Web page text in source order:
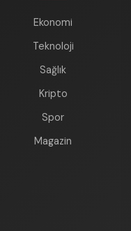
Ekonomi
Teknoloji
Sağlık
Kripto
Spor
Magazin